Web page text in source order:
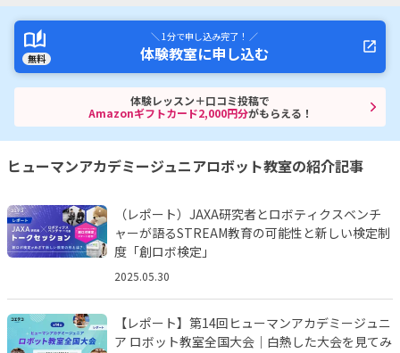
無料
＼ 1分で申し込み完了！ ／
体験教室に申し込む
体験レッスン＋口コミ投稿で
Amazonギフトカード2,000円分がもらえる！
ヒューマンアカデミージュニアロボット教室の紹介記事
（レポート）JAXA研究者とロボティクスベンチ
ャーが語るSTREAM教育の可能性と新しい検定制
度「創ロボ検定」
2025.05.30
【レポート】第14回ヒューマンアカデミージュニ
ア ロボット教室全国大会｜白熱した大会を見てみ